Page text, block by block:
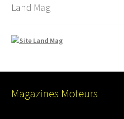
Land Mag
Magazines Moteurs